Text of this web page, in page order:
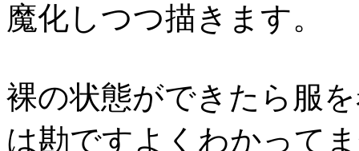
魔化しつつ描きます。
裸の状態ができたら服
は勘ですよくわかって